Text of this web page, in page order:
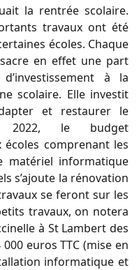
la rentrée scolaire.
travaux ont été
écoles. Chaque
en effet une part
à la
scolaire. Elle investit
et restaurer le
2022, le budget
écoles comprenant les
matériel informatique
s’ajoute la rénovation
se feront sur les
travaux, on notera
à St Lambert des
euros TTC (mise en
informatique et